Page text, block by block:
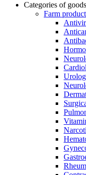
Categories of goods
Farm